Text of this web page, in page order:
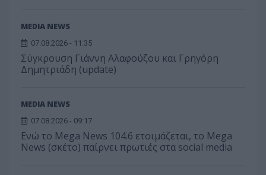
MEDIA NEWS
07.08.2026 - 11:35
Σύγκρουση Γιάννη Αλαφούζου και Γρηγόρη
Δημητριάδη (update)
MEDIA NEWS
07.08.2026 - 09:17
Ενώ το Mega News 104.6 ετοιμάζεται, το Mega
News (σκέτο) παίρνει πρωτιές στα social media